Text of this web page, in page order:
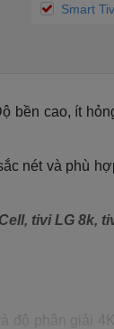
Smart
bền cao, ít
nét và phù
tivi LG 8k,
độ phân giải